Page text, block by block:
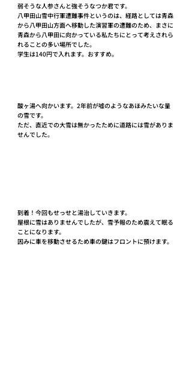
弱そうな人参さんと強そうなつか君です。
八甲田山雪中行軍遭難事件というのは、経路としては青森
から八甲田山方面へ移動した演習軍の遭難のため、まさに
青森から八甲田に向かっている私たちにとって考えされら
れることの多い場所でした。
学生は140円で入れます。おすすめ。
酸ヶ湯へ向かいます。2年前が嘘のようなあほみたいな量
の雪です。
ただ、直近での大雪は無かったために道路には雪がありま
せんでした。
到着！今回もせっせと湯治していきます。
屋根に雪はありませんでしたが、雪予報のため震えて眠る
ことになります。
因みに車を移動させるため車の鍵はフロントに預けます。